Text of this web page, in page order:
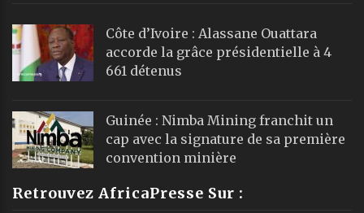
Côte d’Ivoire : Alassane Ouattara
accorde la grâce présidentielle à 4
661 détenus
Guinée : Nimba Mining franchit un
cap avec la signature de sa première
convention minière
Retrouvez AfricaPresse Sur :